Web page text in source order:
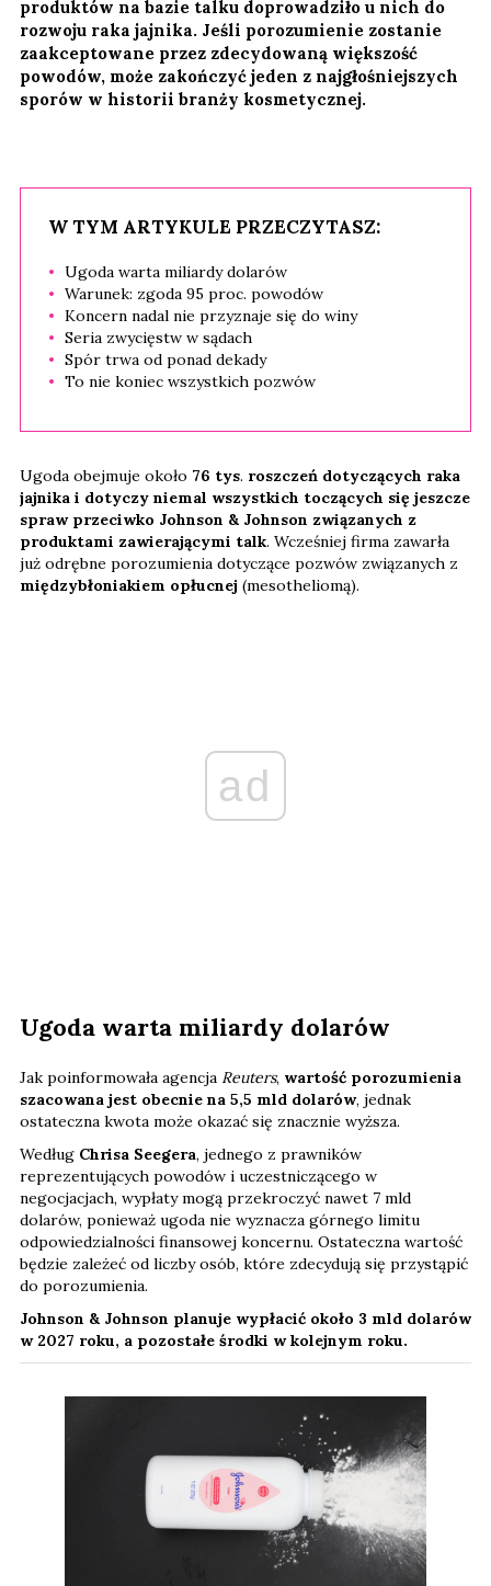
produktów na bazie talku doprowadziło u nich do
rozwoju raka jajnika. Jeśli porozumienie zostanie
zaakceptowane przez zdecydowaną większość
powodów, może zakończyć jeden z najgłośniejszych
sporów w historii branży kosmetycznej.
W TYM ARTYKULE PRZECZYTASZ:
Ugoda warta miliardy dolarów
Warunek: zgoda 95 proc. powodów
Koncern nadal nie przyznaje się do winy
Seria zwycięstw w sądach
Spór trwa od ponad dekady
To nie koniec wszystkich pozwów
Ugoda obejmuje około 76 tys. roszczeń dotyczących raka
jajnika i dotyczy niemal wszystkich toczących się jeszcze
spraw przeciwko Johnson & Johnson związanych z
produktami zawierającymi talk. Wcześniej firma zawarła
już odrębne porozumienia dotyczące pozwów związanych z
międzybłoniakiem opłucnej (mesotheliomą).
ad
Ugoda warta miliardy dolarów
Jak poinformowała agencja Reuters, wartość porozumienia
szacowana jest obecnie na 5,5 mld dolarów, jednak
ostateczna kwota może okazać się znacznie wyższa.
Według Chrisa Seegera, jednego z prawników
reprezentujących powodów i uczestniczącego w
negocjacjach, wypłaty mogą przekroczyć nawet 7 mld
dolarów, ponieważ ugoda nie wyznacza górnego limitu
odpowiedzialności finansowej koncernu. Ostateczna wartość
będzie zależeć od liczby osób, które zdecydują się przystąpić
do porozumienia.
Johnson & Johnson planuje wypłacić około 3 mld dolarów
w 2027 roku, a pozostałe środki w kolejnym roku.